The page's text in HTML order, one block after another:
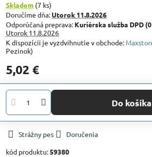
Skladom (7 ks)
Doručíme dňa: Utorok 11.8.2026
Kuriérska služba DPD
Utorok 11.8.2026
Pezinok)
5,02 €
Do košíka
Strážny pes
Doručenia
kód produktu:59380